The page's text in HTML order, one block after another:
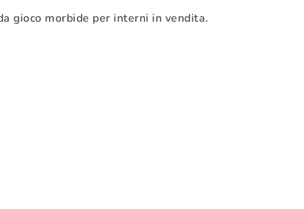
gioco morbide per interni in vendita.